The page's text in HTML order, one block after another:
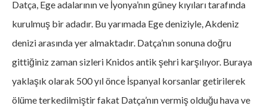
Datça, Ege adalarının ve İyonya’nın güney kıyıları tarafında
kurulmuş bir adadır. Bu yarımada Ege deniziyle, Akdeniz
denizi arasında yer almaktadır. Datça’nın sonuna doğru
gittiğiniz zaman sizleri Knidos antik şehri karşılıyor. Buraya
yaklaşık olarak 500 yıl önce İspanyal korsanlar getirilerek
ölüme terkedilmiştir fakat Datça’nın vermiş olduğu hava ve